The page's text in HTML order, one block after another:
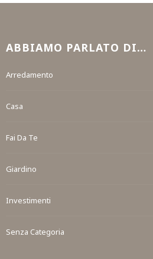
ABBIAMO PARLATO DI…
Arredamento
Casa
Fai Da Te
Giardino
Investimenti
Senza Categoria